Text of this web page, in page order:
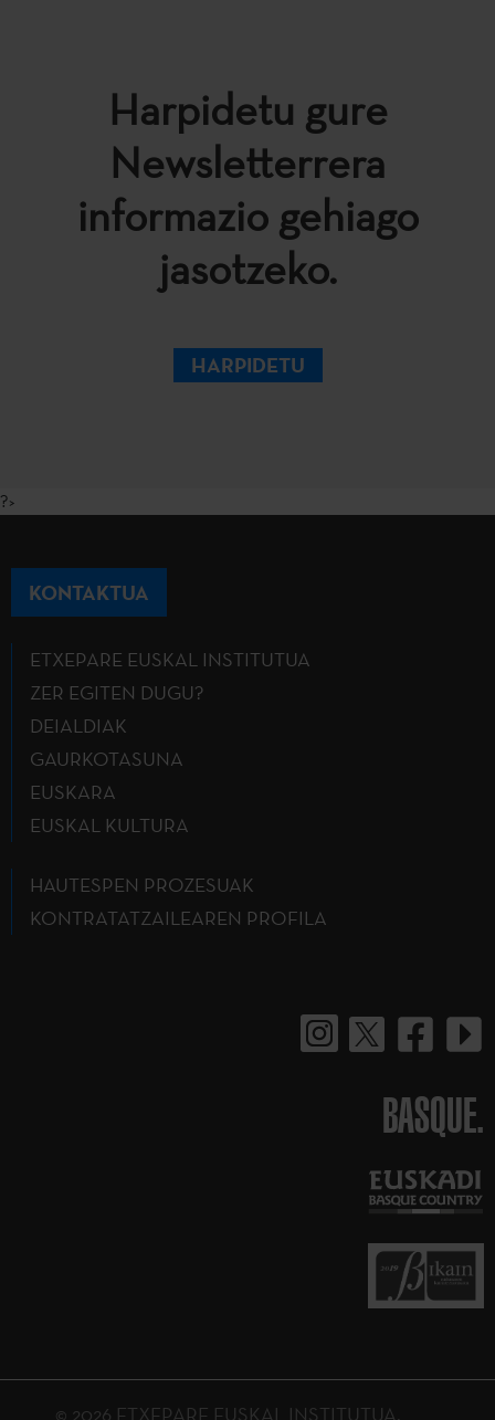
Harpidetu gure
Newsletterrera
informazio gehiago
jasotzeko.
HARPIDETU
?>
KONTAKTUA
ETXEPARE EUSKAL INSTITUTUA
ZER EGITEN DUGU?
DEIALDIAK
GAURKOTASUNA
EUSKARA
EUSKAL KULTURA
HAUTESPEN PROZESUAK
KONTRATATZAILEAREN PROFILA
BASQUE.
© 2026 ETXEPARE EUSKAL INSTITUTUA.